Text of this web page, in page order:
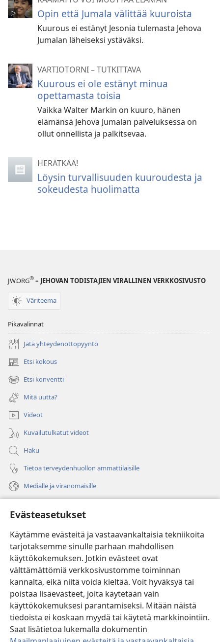
Evästeasetukset
Käytämme evästeitä ja vastaavankaltaisia tekniikoita
tarjotaksemme sinulle parhaan mahdollisen
käyttökokemuksen. Jotkin evästeet ovat
välttämättömiä verkkosivustomme toiminnan
kannalta, eikä niitä voida kieltää. Voit hyväksyä tai
poistaa lisäevästeet, joita käytetään vain
käyttökokemuksesi parantamiseksi. Mitään näistä
tiedoista ei koskaan myydä tai käytetä markkinointiin.
Saat lisätietoa lukemalla dokumentin
Opin että Jumala välittää kuuroista
Kuurous ei estänyt Jesonia tulemasta Jehova
Jumalan läheiseksi ystäväksi.
VARTIOTORNI – TUTKITTAVA
Kuurous ei ole estänyt minua
opettamasta toisia
Vaikka Walter Markin on kuuro, hänen
elämänsä Jehova Jumalan palveluksessa on
ollut onnellista ja palkitsevaa.
HERÄTKÄÄ!
Löysin turvallisuuden kuuroudesta ja
sokeudesta huolimatta
JW.ORG® – JEHOVAN TODISTAJIEN VIRALLINEN VERKKOSIVUSTO
Väriteema
Pikavalinnat
Jätä yhteydenottopyyntö
Etsi kokous
(avaa
uuden
ikkunan)
Etsi konventti
(avaa
uuden
ikkunan)
Mitä uutta?
Videot
Kuvailutulkatut videot
Haku
Tietoa terveydenhuollon ammattilaisille
Medialle ja viranomaisille
(avaa
uuden
ikkunan)Vartiotornin VERKKOKIRJASTO
(avaa
uuden
ikkunan)JW Hub ®
(avaa
uuden
ikkunan)
®
Watchtower Library